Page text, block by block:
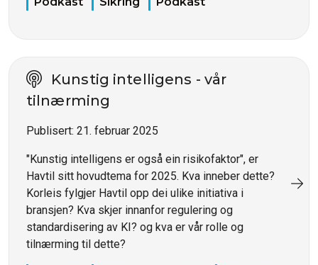
Kunstig intelligens - vår
tilnærming
Publisert: 21. februar 2025
"Kunstig intelligens er også ein risikofaktor", er
Havtil sitt hovudtema for 2025. Kva inneber dette?
Korleis fylgjer Havtil opp dei ulike initiativa i
bransjen? Kva skjer innanfor regulering og
standardisering av KI? og kva er vår rolle og
tilnærming til dette?